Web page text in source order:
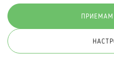
© 2026 Hippoland.net.
ПРИЕМАМ